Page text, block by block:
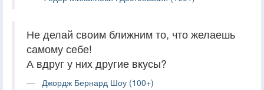
Не делай своим ближним то, что желаешь
самому себе!
А вдруг у них другие вкусы?
Джордж Бернард Шоу (100+)